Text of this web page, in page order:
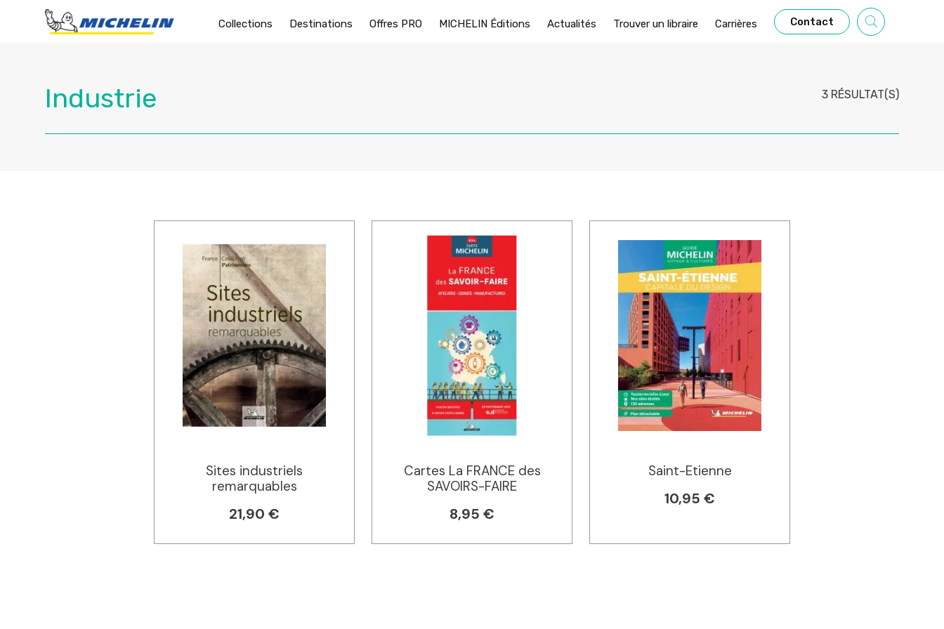
Collections Destinations Offres PRO MICHELIN Éditions Actualités Trouver un libraire Carrières Contact
3 RÉSULTAT(S)
Sites industriels
remarquables
21,90 €
Cartes La FRANCE des
SAVOIRS-FAIRE
8,95 €
Saint-Etienne
10,95 €